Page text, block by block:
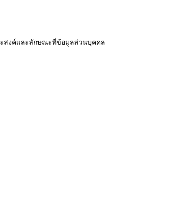
สงค์และลักษณะที่ข้อมูลส่วนบุคคล